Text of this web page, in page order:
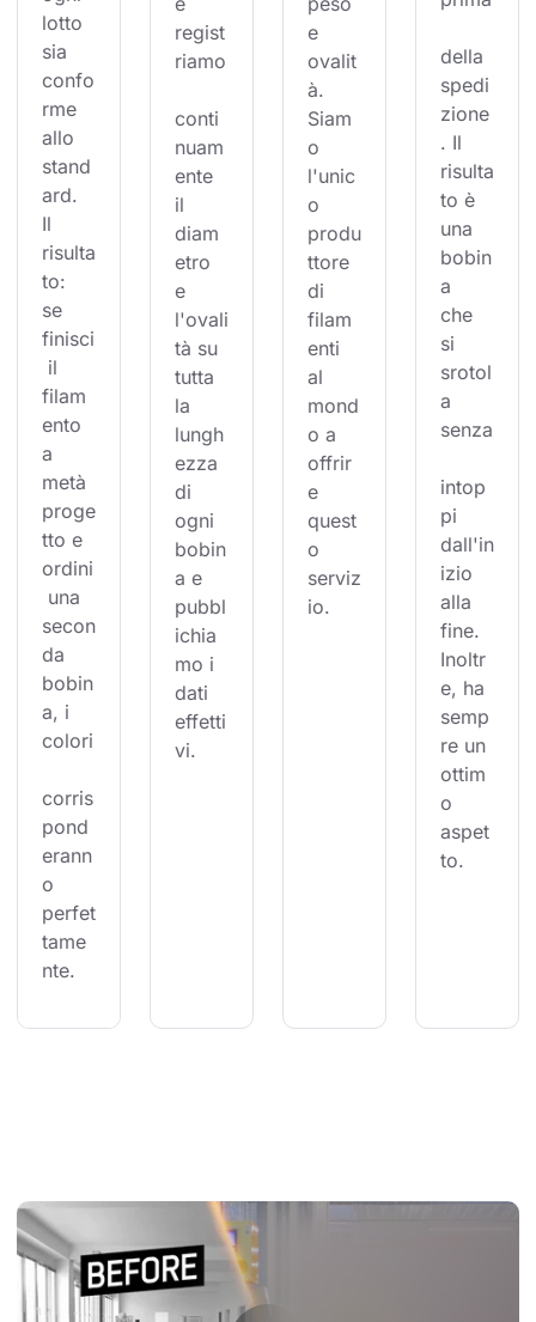
lotto
sia
confo
rme
allo
stand
ard.
Il
risulta
to:
se
finisci
il
filam
ento
a
metà
proge
tto e
ordini
una
secon
da
bobin
a, i
colori
corris
pond
erann
o
perfet
tame
nte.
regist
riamo
conti
nuam
ente
il
diam
etro
e
l'ovali
tà su
tutta
la
lungh
ezza
di
ogni
bobin
a e
pubbl
ichia
mo i
dati
effetti
vi.
e
ovalit
à.
Siam
o
l'unic
o
produ
ttore
di
filam
enti
al
mond
o a
offrir
e
quest
o
serviz
io.
della
spedi
zione
. Il
risulta
to è
una
bobin
a
che
si
srotol
a
senza
intop
pi
dall'in
izio
alla
fine.
Inoltr
e, ha
semp
re un
ottim
o
aspet
to.